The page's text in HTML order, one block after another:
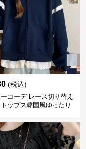
(税込)
コーデ レース切り替え
ップス韓国風ゆったり